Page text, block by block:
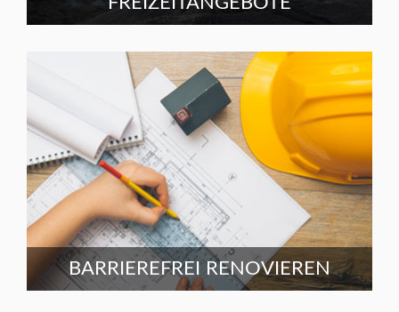
BARRIEREFREI RENOVIEREN